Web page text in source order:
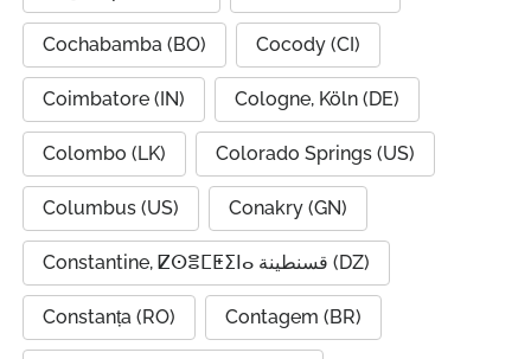
Cochabamba (BO) Cocody (CI)
Coimbatore (IN) Cologne, Köln (DE)
Colombo (LK) Colorado Springs (US)
Columbus (US) Conakry (GN)
Constantine, ⵇⵙⴻⵎⵟⵉⵏⴰ قسنطينة (DZ)
Constanța (RO) Contagem (BR)